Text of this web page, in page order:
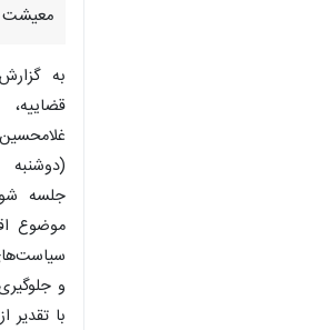
معیشت
به
جلسه
موضوع
و
با تقدیر